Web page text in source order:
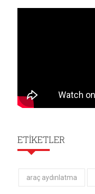
ETİKETLER
araç aydınlatma